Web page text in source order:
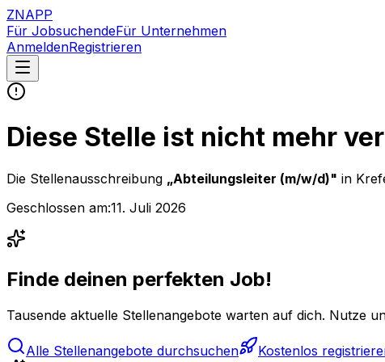
ZNAPP
Für JobsuchendeFür Unternehmen
AnmeldenRegistrieren
Diese Stelle ist nicht mehr
Die Stellenausschreibung „Abteilungsleiter (m/w/d)" in
Geschlossen am:11. Juli 2026
Finde deinen perfekten Job!
Tausende aktuelle Stellenangebote warten auf dich. Nutze
Alle Stellenangebote durchsuchen Kostenlos